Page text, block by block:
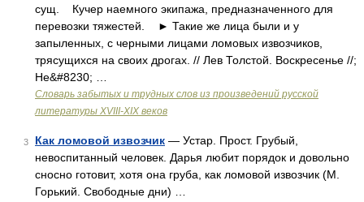
сущ. Кучер наемного экипажа, предназначенного для
перевозки тяжестей. ► Такие же лица были и у
запыленных, с черными лицами ломовых извозчиков,
трясущихся на своих дрогах. // Лев Толстой. Воскресенье //;
Не&#8230; …
Словарь забытых и трудных слов из произведений русской
литературы ХVIII-ХIХ веков
3 Как ломовой извозчик — Устар. Прост. Грубый,
невоспитанный человек. Дарья любит порядок и довольно
сносно готовит, хотя она груба, как ломовой извозчик (М.
Горький. Свободные дни) …